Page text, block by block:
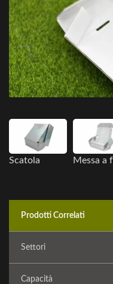
Scatola
Prodotti Correlati
Settori
Capacità